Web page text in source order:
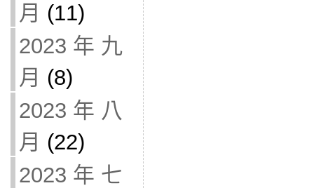
月 (11)
2023 年 九
月 (8)
2023 年 八
月 (22)
2023 年 七